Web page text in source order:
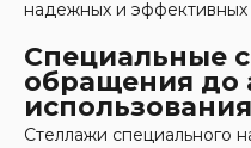
надежных и эффективных
Специальные
обращения до
использования
Стеллажи специального